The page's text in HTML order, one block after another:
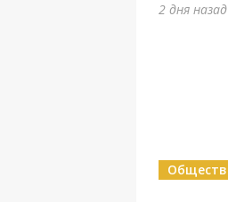
2 дня